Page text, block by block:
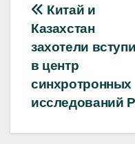
по
записям
Китай и
Казахстан
захотели
в центр
синхротронных
исследований